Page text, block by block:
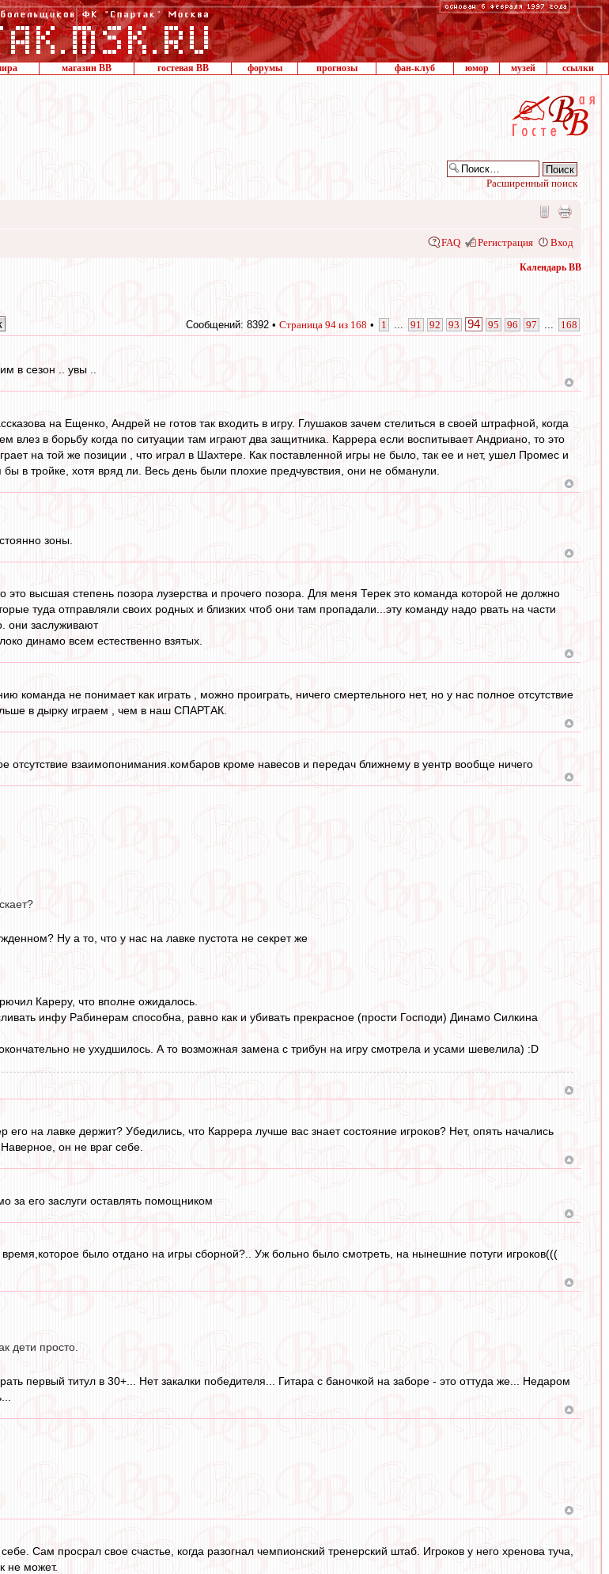
магазин ВВ гостевая ВВ форумы прогнозы фан-клуб юмор музей ссылки
Расширенный поиск
FAQ Регистрация Вход
Календарь ВВ
Сообщений: 8392 • Страница 94 из 168 • 1 91 92 93 94 95 96 97 168
в сезон .. увы ..
на Ещенко, Андрей не готов так входить в игру. Глушаков зачем стелиться в своей штрафной, когда
влез в борьбу когда по ситуации там играют два защитника. Каррера если воспитывает Андриано, то это
на той же позиции , что играл в Шахтере. Как поставленной игры не было, так ее и нет, ушел Промес и
бы в тройке, хотя вряд ли. Весь день были плохие предчувствия, они не обманули.
зоны.
высшая степень позора лузерства и прочего позора. Для меня Терек это команда которой не должно
туда отправляли своих родных и близких чтоб они там пропадали...эту команду надо рвать на части
они заслуживают
динамо всем естественно взятых.
команда не понимает как играть , можно проиграть, ничего смертельного нет, но у нас полное отсутствие
в дырку играем , чем в наш СПАРТАК.
отсутствие взаимопонимания.комбаров кроме навесов и передач ближнему в уентр вообще ничего
Ну а то, что у нас на лавке пустота не секрет же
Кареру, что вполне ожидалось.
инфу Рабинерам способна, равно как и убивать прекрасное (прости Господи) Динамо Силкина
не ухудшилось. А то возможная замена с трибун на игру смотрела и усами шевелила) :D
на лавке держит? Убедились, что Каррера лучше вас знает состояние игроков? Нет, опять начались
он не враг себе.
за его заслуги оставлять помощником
было отдано на игры сборной?.. Уж больно было смотреть, на нынешние потуги игроков(((
дети просто.
первый титул в 30+... Нет закалки победителя... Гитара с баночкой на заборе - это оттуда же... Недаром
Сам просрал свое счастье, когда разогнал чемпионский тренерский штаб. Игроков у него хренова туча,
не может.